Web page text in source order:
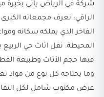
شركة في الرياض يأتي بخبرة
الراقي: نعرف مجمعاته
الفاخر الذي يملكه سكانه
المحيطة. نقل اثاث حي الربيع
فيها حجم الأثاث وطبيعة
وما يحتاجه كل نوع من مواد
عرض مكتوب شامل لكل